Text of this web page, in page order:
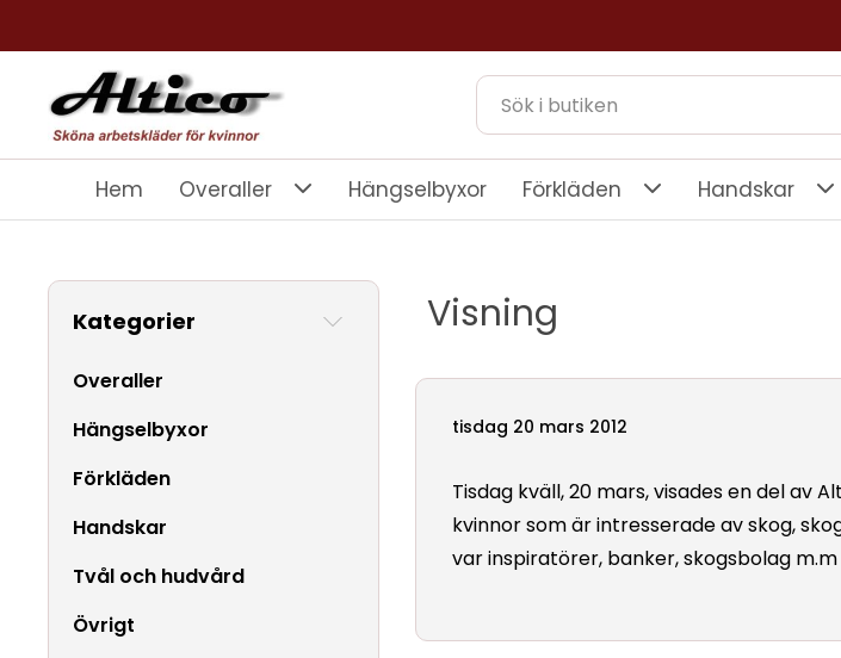
Hem Overaller Hängselbyxor Förkläden Handskar
Kategorier
Overaller
Hängselbyxor
Förkläden
Handskar
Tvål och hudvård
Övrigt
Visning
tisdag 20 mars 2012
Tisdag kväll, 20 mars, visades en del av
kvinnor som är intresserade av skog,
var inspiratörer, banker, skogsbolag m.m